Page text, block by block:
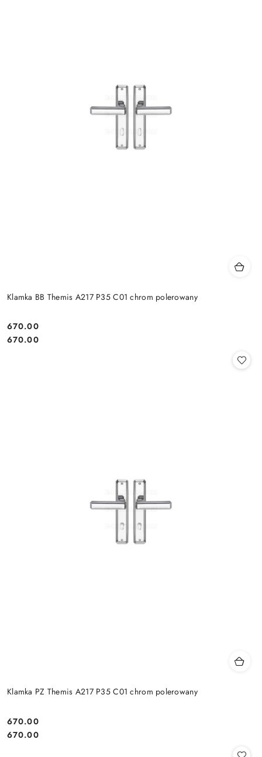
Klamka BB Themis A217 P35 C01 chrom polerowany
Cena:
670.00
Cena:
670.00
Klamka PZ Themis A217 P35 C01 chrom polerowany
Cena:
670.00
Cena:
670.00